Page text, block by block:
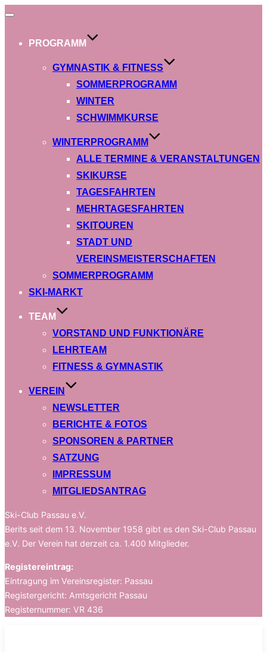
Navigation
PROGRAMM
GYMNASTIK & FITNESS
SOMMERPROGRAMM
WINTER
SCHWIMMKURSE
WINTERPROGRAMM
ALLE TERMINE & VERANSTALTUNGEN
SKIKURSE
TAGESFAHRTEN
MEHRTAGESFAHRTEN
SKITOUREN
STADT UND
VEREINSMEISTERSCHAFTEN
SOMMERPROGRAMM
SKI-MARKT
TEAM
VORSTAND UND FUNKTIONÄRE
LEHRTEAM
FITNESS & GYMNASTIK
VEREIN
NEWSLETTER
BERICHTE & FOTOS
SPONSOREN & PARTNER
SATZUNG
IMPRESSUM
MITGLIEDSANTRAG
Ski-Club Passau e.V.
Berits seit dem 13. November 1958 gibt es den Ski-Club Passau
e.V. Der Verein hat derzeit ca. 1.400 Mitglieder.
Registereintrag:
Eintragung im Vereinsregister: Passau
Registergericht: Amtsgericht Passau
Registernummer: VR 436